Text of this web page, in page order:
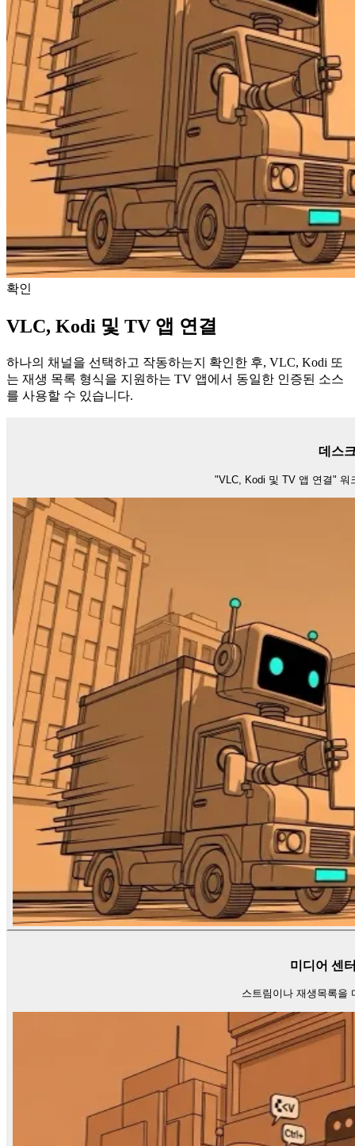
확인
VLC, Kodi 및 TV 앱 연결
하나의 채널을 선택하고 작동하는지 확인한 후, VLC, Kodi 또
는 재생 목록 형식을 지원하는 TV 앱에서 동일한 인증된 소스
를 사용할 수 있습니다.
데스
"VLC, Kodi 및 TV 앱 연결" 워
미디어 센
스트림이나 재생목록을